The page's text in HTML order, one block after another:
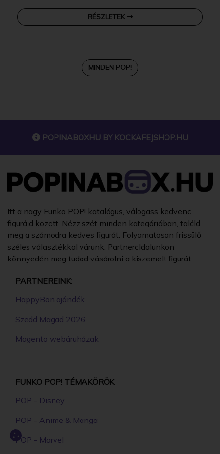
RÉSZLETEK
MINDEN POP!
POPINABOXHU BY KOCKAFEJSHOP.HU
Itt a nagy Funko POP! katalógus, válogass kedvenc
figuráid között. Nézz szét minden kategóriában, találd
meg a számodra kedves figurát. Folyamatosan frissülő
széles választékkal várunk. Partneroldalunkon
könnyedén meg tudod vásárolni a kiszemelt figurát.
PARTNEREINK:
HappyBon ajándék
Szedd Magad 2026
Magento webáruházak
FUNKO POP! TÉMAKÖRÖK
POP - Disney
POP - Anime & Manga
POP - Marvel